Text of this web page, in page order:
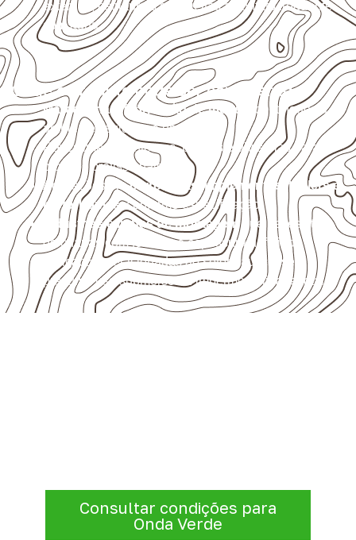
externas, estruturais ou sujeitas a contato frequente
com água.
Onde o produto pode ser considerado
Marcenaria e fabricação de móveis
destinados a
ambientes sujeitos à umidade.
Revestimentos internos, painéis e divisórias para
projetos profissionais.
Aplicações emcarrocerias, implementos, trailers e
motorhomes, conforme especificação.
Indústrias e linhas de montagem que necessitam
de chapas com formato e espessura definidos.
Aplicações relacionadas ao setor náutico, sem
presumir uso submerso ou impermeabilidade total.
Consultar condições para
Onda Verde